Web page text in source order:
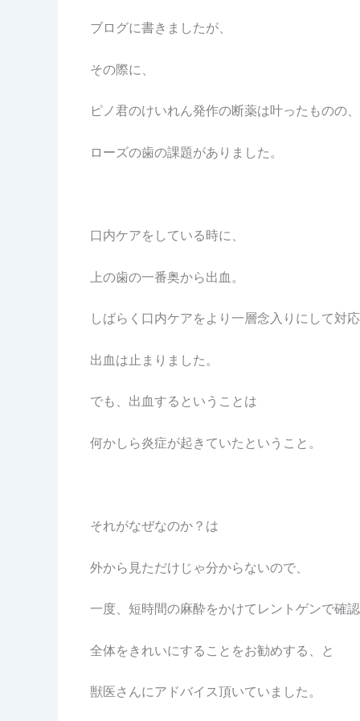
ブログに書きましたが、
その際に、
ピノ君のけいれん発作の断薬は叶ったものの、
ローズの歯の課題がありました。
口内ケアをしている時に、
上の歯の一番奥から出血。
しばらく口内ケアをより一層念入りにして対
出血は止まりました。
でも、出血するということは
何かしら炎症が起きていたということ。
それがなぜなのか？は
外から見ただけじゃ分からないので、
一度、短時間の麻酔をかけてレントゲンで確
全体をきれいにすることをお勧めする、と
獣医さんにアドバイス頂いていました。